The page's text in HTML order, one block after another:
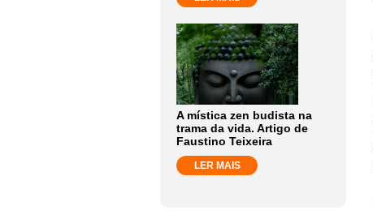
A mística zen budista na
trama da vida. Artigo de
Faustino Teixeira
LER MAIS